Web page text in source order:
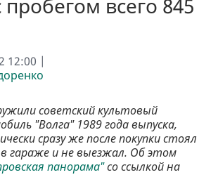
всего 845
12:00 |
советский культовый
"Волга" 1989 года выпуска,
сразу же после покупки стоял
гараже и не выезжал. Об этом
панорама"со ссылкой на